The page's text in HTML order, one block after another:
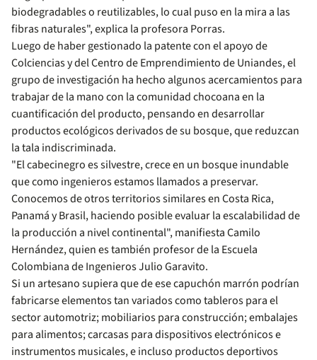
biodegradables o reutilizables, lo cual puso en la mira a las
fibras naturales", explica la profesora Porras.
Luego de haber gestionado la patente con el apoyo de
Colciencias y del Centro de Emprendimiento de Uniandes, el
grupo de investigación ha hecho algunos acercamientos para
trabajar de la mano con la comunidad chocoana en la
cuantificación del producto, pensando en desarrollar
productos ecológicos derivados de su bosque, que reduzcan
la tala indiscriminada.
"El cabecinegro es silvestre, crece en un bosque inundable
que como ingenieros estamos llamados a preservar.
Conocemos de otros territorios similares en Costa Rica,
Panamá y Brasil, haciendo posible evaluar la escalabilidad de
la producción a nivel continental", manifiesta Camilo
Hernández, quien es también profesor de la Escuela
Colombiana de Ingenieros Julio Garavito.
Si un artesano supiera que de ese capuchón marrón podrían
fabricarse elementos tan variados como tableros para el
sector automotriz; mobiliarios para construcción; embalajes
para alimentos; carcasas para dispositivos electrónicos e
instrumentos musicales, e incluso productos deportivos